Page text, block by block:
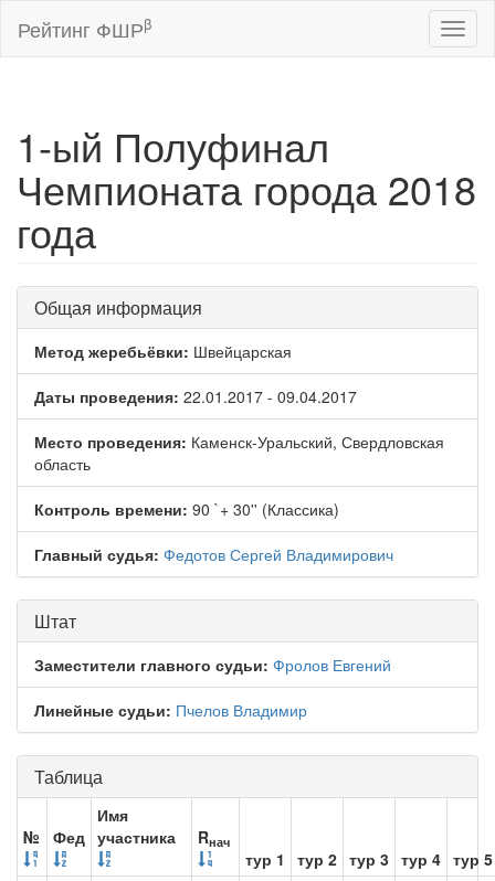
Рейтинг ФШРβ
1-ый Полуфинал
Чемпионата города 2018
года
Общая информация
Метод жеребьёвки: Швейцарская
Даты проведения: 22.01.2017 - 09.04.2017
Место проведения: Каменск-Уральский, Свердловская
область
Контроль времени: 90 `+ 30'' (Классика)
Главный судья: Федотов Сергей Владимирович
Штат
Заместители главного судьи: Фролов Евгений
Линейные судьи: Пчелов Владимир
Таблица
№ Фед
Имя
участника
Rнач
тур 1 тур 2 тур 3 тур 4 тур 5